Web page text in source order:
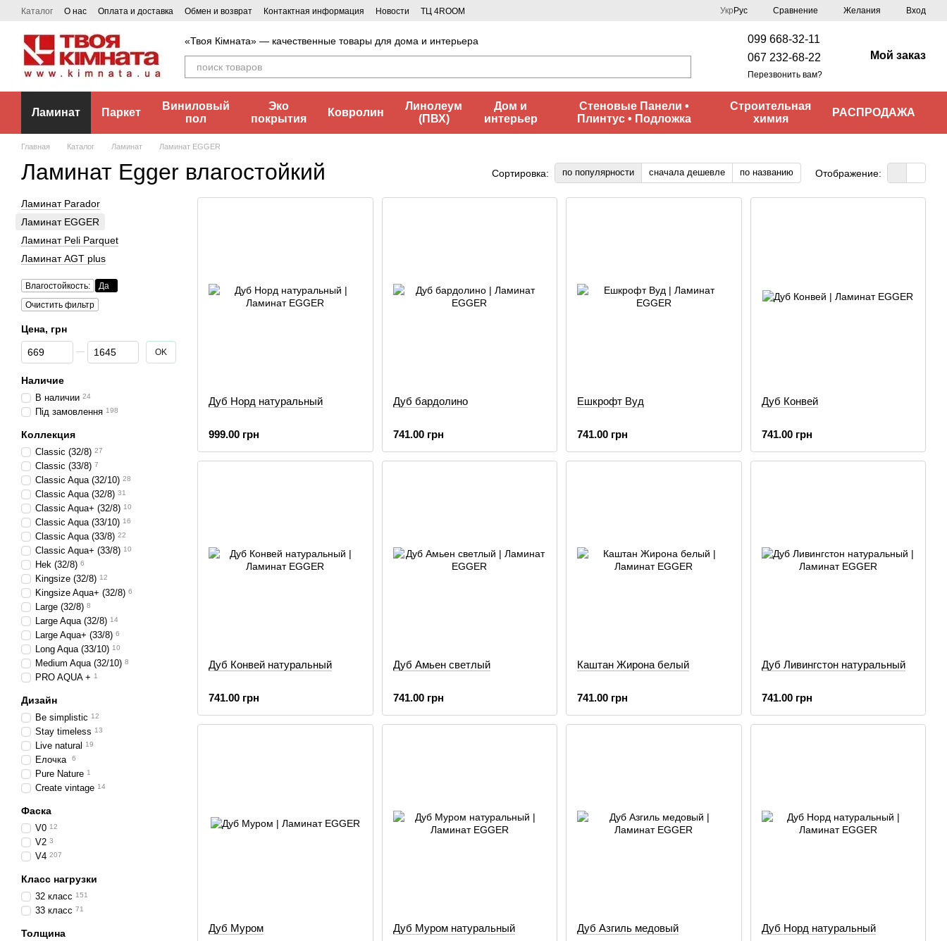
Перейти к основному контенту
Каталог О нас Оплата и доставка Обмен и возврат Контактная информация Новости ТЦ 4ROOM Укр Рус Сравнение Желания Вход
«Твоя Кімната» — качественные товары для дома и интерьера
099 668-32-11
067 232-68-22
Перезвонить вам?
Мой заказ
Ламинат Паркет
Виниловый
пол
Эко
покрытия
Ковролин
Линолеум
(ПВХ)
Дом и
интерьер
Стеновые Панели •
Плинтус • Подложка
Строительная
химия
РАСПРОДАЖА
Главная Каталог Ламинат Ламинат EGGER
Ламинат Egger влагостойкий Сортировка: по популярности сначала дешевле по названию Отображение:
Дуб Норд натуральный
999.00 грн
Дуб бардолино
741.00 грн
Ешкрофт Вуд
741.00 грн
Дуб Конвей
741.00 грн
Дуб Конвей натуральный
741.00 грн
Дуб Амьен светлый
741.00 грн
Каштан Жирона белый
741.00 грн
Дуб Ливингстон натуральный
741.00 грн
Дуб Муром Дуб Муром натуральный Дуб Азгиль медовый Дуб Норд натуральный
Ламинат Parador
Ламинат EGGER
Ламинат Peli Parquet
Ламинат AGT plus
Влагостойкость:
Да
Очистить фильтр
Цена, грн
От Цена, грн
До Цена, грн OK
Наличие
В наличии 24
Під замовлення 198
Коллекция
Classic (32/8) 27
Classic (33/8) 7
Classic Aqua (32/10) 28
Classic Aqua (32/8) 31
Classic Aqua+ (32/8) 10
Classic Aqua (33/10) 16
Classic Aqua (33/8) 22
Classic Aqua+ (33/8) 10
Hek (32/8) 6
Kingsize (32/8) 12
Kingsize Aqua+ (32/8) 6
Large (32/8) 8
Large Aqua (32/8) 14
Large Aqua+ (33/8) 6
Long Aqua (33/10) 10
Medium Aqua (32/10) 8
PRO AQUA + 1
Дизайн
Be simplistic 12
Stay timeless 13
Live natural 19
Елочка 6
Pure Nature 1
Create vintage 14
Фаска
V0 12
V2 3
V4 207
Класс нагрузки
32 класс 151
33 класс 71
Толщина